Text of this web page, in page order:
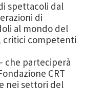
spettacoli dal
di
al mondo del
critici competenti
che parteciperà
CRT
nei settori del